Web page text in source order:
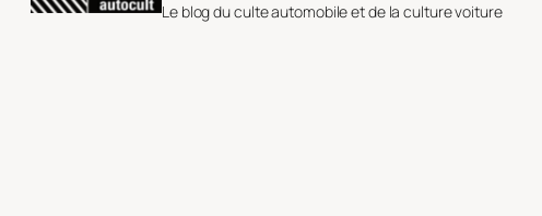
Le blog du culte automobile et de la culture voiture